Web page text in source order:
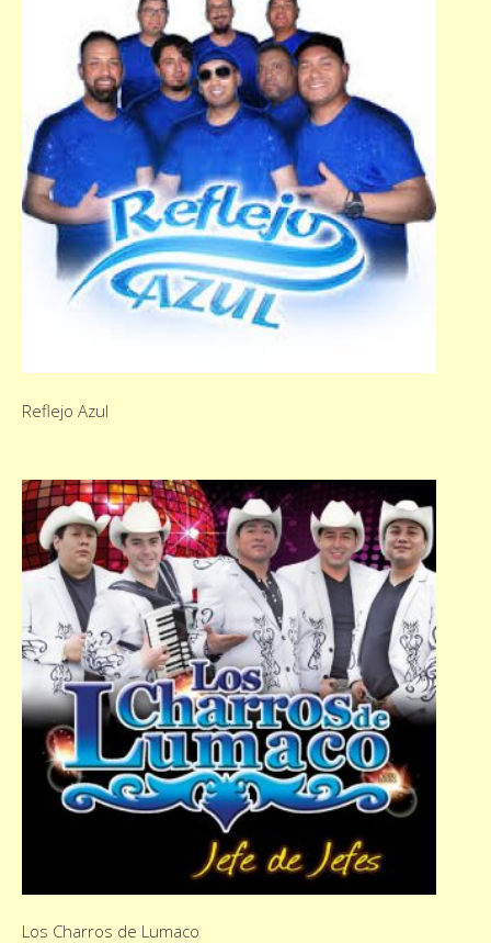
Reflejo Azul
Los Charros de Lumaco